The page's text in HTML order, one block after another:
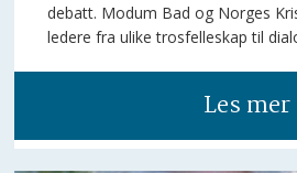
debatt. Modum Bad og Norges
ledere fra ulike trosfelleskap til
Les mer